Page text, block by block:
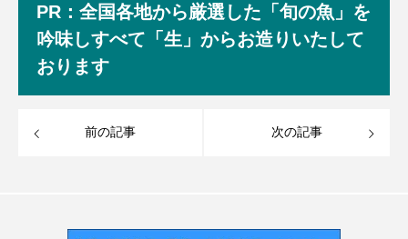
PR：全国各地から厳選した「旬の魚」を
吟味しすべて「生」からお造りいたして
おります
前の記事 次の記事